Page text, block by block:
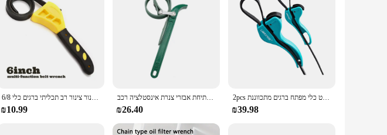
6/8 אינץ חגורת שמן מפתח ברגים סט גומייה ברגים יכול פותחן מתכוונן מים צינור צינור רב תכליתי ברגים כלי
₪10.99
רצועת מסנן ברגים החלקה תכליתי אבזרי צנרת כלים חגורת רצועת ברגים עבור פתיחת אבזרי צנרת אינסטלציה רכב
₪26.40
2pcs רצועת ברגים סט אוניברסלי גומי רצועת ברגים שמן מסנן רצועת מפתח ברגים סט כלי מפתח ברגים מתכווננת
₪39.98